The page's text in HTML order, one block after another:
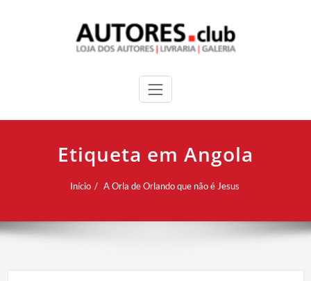
Etiqueta em Angola
Início A Orla de Orlando que não é Jesus